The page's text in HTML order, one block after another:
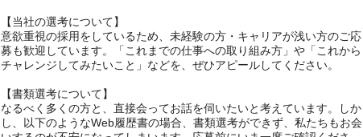
【当社の選考について】
意欲重視の採用をしているため、未経験の方・キャリアが浅い方のご応
募も歓迎しています。「これまでの仕事への取り組み方」や「これから
チャレンジしてみたいこと」などを、ぜひアピールしてください。
【書類選考について】
なるべく多くの方と、直接会ってお話を伺いたいと考えています。しか
し、以下のようなWeb履歴書の場合、書類選考ができず、私たちもお会